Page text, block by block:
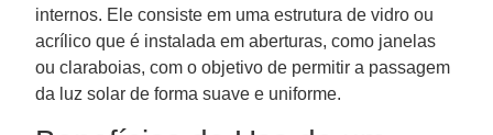
internos. Ele consiste em uma estrutura de vidro ou
acrílico que é instalada em aberturas, como janelas
ou claraboias, com o objetivo de permitir a passagem
da luz solar de forma suave e uniforme.